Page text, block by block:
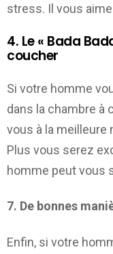
stress. Il vous
4. Le « Bada
coucher
Si votre homme
dans la chambre à
vous à la meilleure
Plus vous serez
homme peut vous
7. De bonnes
Enfin, si votre